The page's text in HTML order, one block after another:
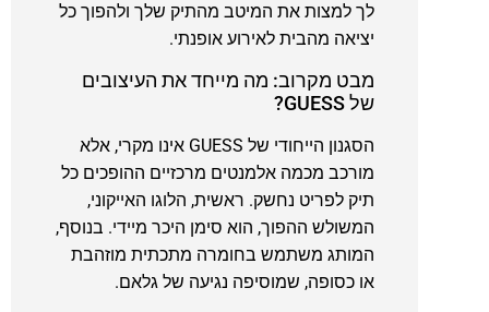
לך למצות את המיטב מהתיק שלך ולהפוך כל
יציאה מהבית לאירוע אופנתי.
מבט מקרוב: מה מייחד את העיצובים
של GUESS?
הסגנון הייחודי של GUESS אינו מקרי, אלא
מורכב מכמה אלמנטים מרכזיים ההופכים כל
תיק לפריט נחשק. ראשית, הלוגו האייקוני,
המשולש ההפוך, הוא סימן היכר מיידי. בנוסף,
המותג משתמש בחומרה מתכתית מוזהבת
או כסופה, שמוסיפה נגיעה של גלאם.